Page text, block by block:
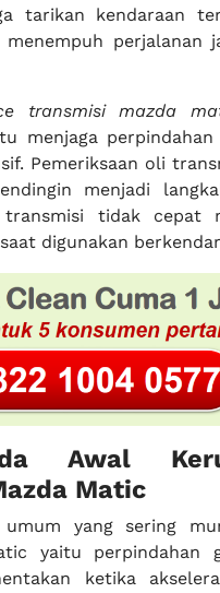
tarikan kendaraan
menempuh perjalanan
transmisi mazda
menjaga
Pemeriksaan oli
menjadi
tidak cepat
digunakan
Awal
Matic
umum yang sering
yaitu perpindahan
ketika